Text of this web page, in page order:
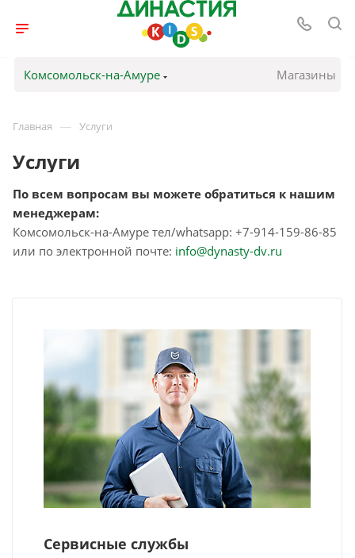
Комсомольск-на-Амуре Магазины
Главная — Услуги
Услуги
По всем вопросам вы можете обратиться к нашим
менеджерам:
Комсомольск-на-Амуре тел/whatsapp: +7-914-159-86-85
или по электронной почте: info@dynasty-dv.ru
Сервисные службы